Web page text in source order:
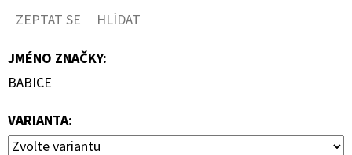
ZEPTAT SE
HLÍDAT
JMÉNO ZNAČKY:
BABICE
VARIANTA: